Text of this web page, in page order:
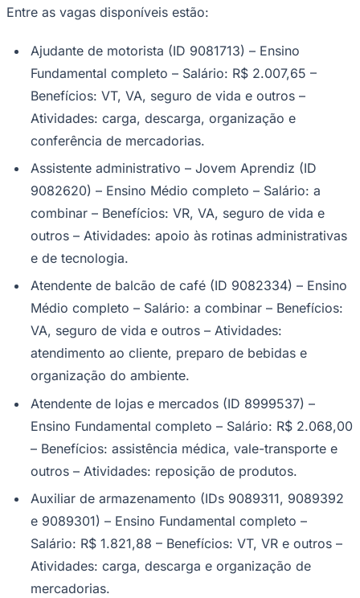
Corinthians
Palmeiras
Entre as vagas disponíveis estão:
Ajudante de motorista (ID 9081713) – Ensino
Fundamental completo – Salário: R$ 2.007,65 –
Benefícios: VT, VA, seguro de vida e outros –
Atividades: carga, descarga, organização e
conferência de mercadorias.
Assistente administrativo – Jovem Aprendiz (ID
9082620) – Ensino Médio completo – Salário: a
combinar – Benefícios: VR, VA, seguro de vida e
outros – Atividades: apoio às rotinas administrativas
e de tecnologia.
Atendente de balcão de café (ID 9082334) – Ensino
Médio completo – Salário: a combinar – Benefícios:
VA, seguro de vida e outros – Atividades:
atendimento ao cliente, preparo de bebidas e
organização do ambiente.
Atendente de lojas e mercados (ID 8999537) –
Ensino Fundamental completo – Salário: R$ 2.068,00
– Benefícios: assistência médica, vale-transporte e
outros – Atividades: reposição de produtos.
Auxiliar de armazenamento (IDs 9089311, 9089392
e 9089301) – Ensino Fundamental completo –
Salário: R$ 1.821,88 – Benefícios: VT, VR e outros –
Atividades: carga, descarga e organização de
mercadorias.